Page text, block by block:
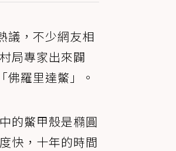
議，不少網友相
局專家出來闢
羅里達鱉」。
的鱉甲殼是橢圓
快，十年的時間